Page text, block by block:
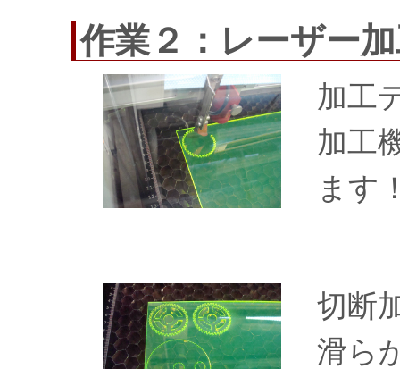
作業２：レーザー
加工
加工
ます
切断
滑ら